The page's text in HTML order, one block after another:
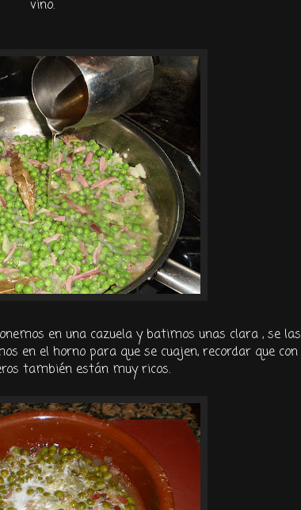
vino.
en una cazuela y batimos unas clara , se las
en el horno para que se cuajen, recordar que con
también están muy ricos.